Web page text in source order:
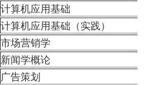
计算机应用基础
计算机应用基础（实践）
市场营销学
新闻学概论
广告策划